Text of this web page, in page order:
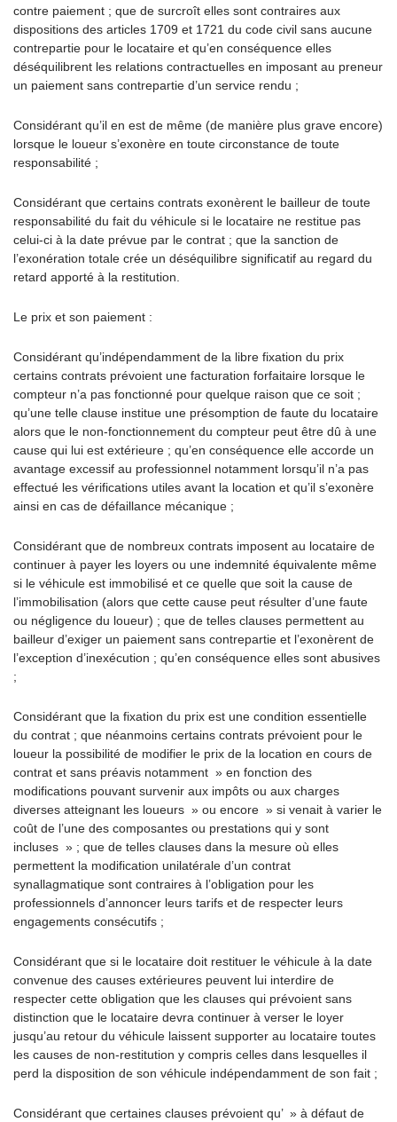
contre paiement ; que de surcroît elles sont contraires aux
dispositions des articles 1709 et 1721 du code civil sans aucune
contrepartie pour le locataire et qu’en conséquence elles
déséquilibrent les relations contractuelles en imposant au preneur
un paiement sans contrepartie d’un service rendu ;
Considérant qu’il en est de même (de manière plus grave encore)
lorsque le loueur s’exonère en toute circonstance de toute
responsabilité ;
Considérant que certains contrats exonèrent le bailleur de toute
responsabilité du fait du véhicule si le locataire ne restitue pas
celui-ci à la date prévue par le contrat ; que la sanction de
l’exonération totale crée un déséquilibre significatif au regard du
retard apporté à la restitution.
Le prix et son paiement :
Considérant qu’indépendamment de la libre fixation du prix
certains contrats prévoient une facturation forfaitaire lorsque le
compteur n’a pas fonctionné pour quelque raison que ce soit ;
qu’une telle clause institue une présomption de faute du locataire
alors que le non-fonctionnement du compteur peut être dû à une
cause qui lui est extérieure ; qu’en conséquence elle accorde un
avantage excessif au professionnel notamment lorsqu’il n’a pas
effectué les vérifications utiles avant la location et qu’il s’exonère
ainsi en cas de défaillance mécanique ;
Considérant que de nombreux contrats imposent au locataire de
continuer à payer les loyers ou une indemnité équivalente même
si le véhicule est immobilisé et ce quelle que soit la cause de
l’immobilisation (alors que cette cause peut résulter d’une faute
ou négligence du loueur) ; que de telles clauses permettent au
bailleur d’exiger un paiement sans contrepartie et l’exonèrent de
l’exception d’inexécution ; qu’en conséquence elles sont abusives
;
Considérant que la fixation du prix est une condition essentielle
du contrat ; que néanmoins certains contrats prévoient pour le
loueur la possibilité de modifier le prix de la location en cours de
contrat et sans préavis notamment » en fonction des
modifications pouvant survenir aux impôts ou aux charges
diverses atteignant les loueurs » ou encore » si venait à varier le
coût de l’une des composantes ou prestations qui y sont
incluses » ; que de telles clauses dans la mesure où elles
permettent la modification unilatérale d’un contrat
synallagmatique sont contraires à l’obligation pour les
professionnels d’annoncer leurs tarifs et de respecter leurs
engagements consécutifs ;
Considérant que si le locataire doit restituer le véhicule à la date
convenue des causes extérieures peuvent lui interdire de
respecter cette obligation que les clauses qui prévoient sans
distinction que le locataire devra continuer à verser le loyer
jusqu’au retour du véhicule laissent supporter au locataire toutes
les causes de non-restitution y compris celles dans lesquelles il
perd la disposition de son véhicule indépendamment de son fait ;
Considérant que certaines clauses prévoient qu’ » à défaut de